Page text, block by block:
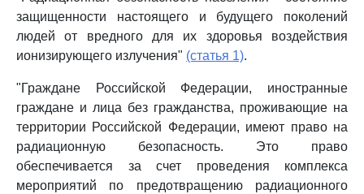
защищенности настоящего и будущего поколений
людей от вредного для их здоровья воздействия
ионизирующего излучения" (статья 1).
"Граждане Российской Федерации, иностранные
граждане и лица без гражданства, проживающие на
территории Российской Федерации, имеют право на
радиационную безопасность. Это право
обеспечивается за счет проведения комплекса
мероприятий по предотвращению радиационного